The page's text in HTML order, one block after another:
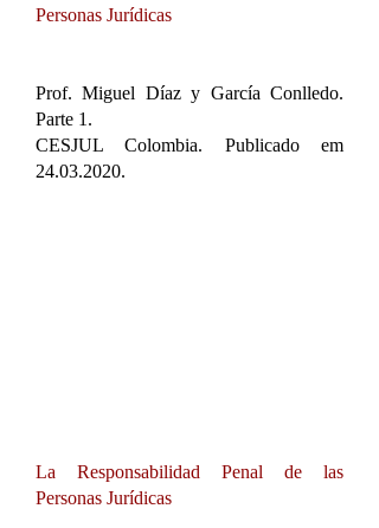
Personas Jurídicas
Prof. Miguel Díaz y García Conlledo.
Parte 1.
CESJUL Colombia. Publicado em
24.03.2020.
La Responsabilidad Penal de las
Personas Jurídicas